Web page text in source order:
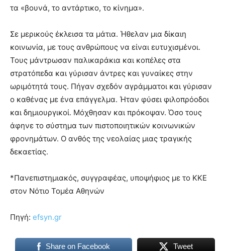
τα «βουνά, το αντάρτικο, το κίνημα».
Σε μερικούς έκλεισα τα μάτια. Ήθελαν μια δίκαιη
κοινωνία, με τους ανθρώπους να είναι ευτυχισμένοι.
Τους μάντρωσαν παλικαράκια και κοπέλες στα
στρατόπεδα και γύρισαν άντρες και γυναίκες στην
ωριμότητά τους. Πήγαν σχεδόν αγράμματοι και γύρισαν
ο καθένας με ένα επάγγελμα. Ήταν φύσει φιλοπρόοδοι
και δημιουργικοί. Μόχθησαν και πρόκοψαν. Όσο τους
άφηνε το σύστημα των πιστοποιητικών κοινωνικών
φρονημάτων. Ο ανθός της νεολαίας μιας τραγικής
δεκαετίας.
*Πανεπιστημιακός, συγγραφέας, υποψήφιος με το ΚΚΕ
στον Νότιο Τομέα Αθηνών
Πηγή: efsyn.gr
Share on Facebook Tweet